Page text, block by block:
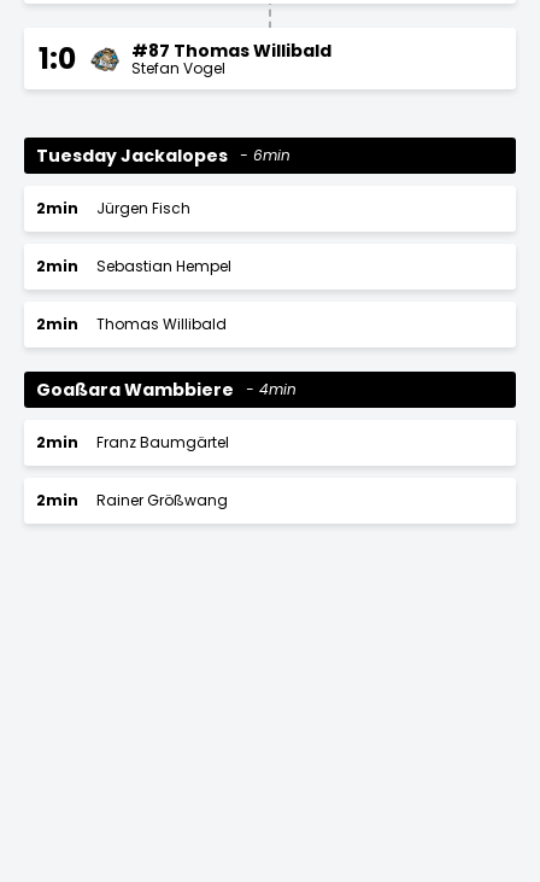
1:0 #87 Thomas Willibald
Stefan Vogel
Tuesday Jackalopes 6min
2min Jürgen Fisch
2min Sebastian Hempel
2min Thomas Willibald
Goaßara Wambbiere 4min
2min Franz Baumgärtel
2min Rainer Größwang